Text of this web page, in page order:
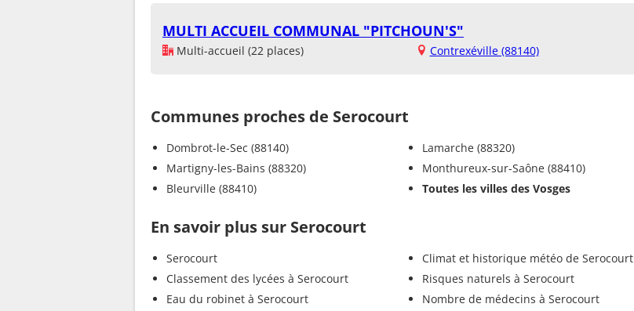
MULTI ACCUEIL COMMUNAL "PITCHOUN'S"
Multi-accueil (22 places) Contrexéville (88140)
Communes proches de Serocourt
Dombrot-le-Sec (88140)
Martigny-les-Bains (88320)
Bleurville (88410)
Lamarche (88320)
Monthureux-sur-Saône (88410)
Toutes les villes des Vosges
En savoir plus sur Serocourt
Serocourt
Classement des lycées à Serocourt
Eau du robinet à Serocourt
Climat et historique météo de Serocourt
Risques naturels à Serocourt
Nombre de médecins à Serocourt